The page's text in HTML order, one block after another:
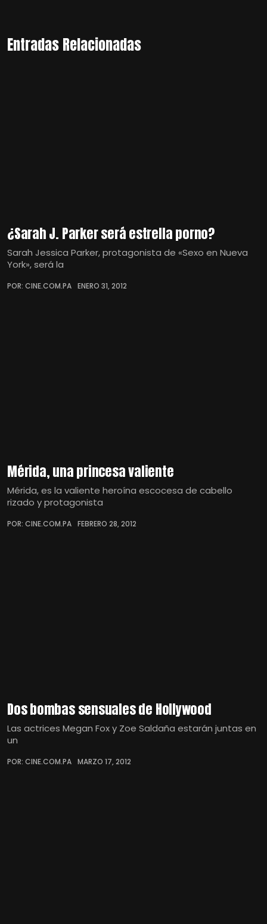
Entradas Relacionadas
¿Sarah J. Parker será estrella porno?
Sarah Jessica Parker, protagonista de «Sexo en Nueva
York», será la
POR: CINE.COM.PA ENERO 31, 2012
Mérida, una princesa valiente
Mérida, es la valiente heroína escocesa de cabello
rizado y protagonista
POR: CINE.COM.PA FEBRERO 28, 2012
Dos bombas sensuales de Hollywood
Las actrices Megan Fox y Zoe Saldaña estarán juntas en
un
POR: CINE.COM.PA MARZO 17, 2012